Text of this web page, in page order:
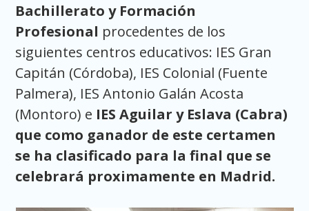
Bachillerato y Formación
Profesional procedentes de los
siguientes centros educativos: IES Gran
Capitán (Córdoba), IES Colonial (Fuente
Palmera), IES Antonio Galán Acosta
(Montoro) e IES Aguilar y Eslava (Cabra)
que como ganador de este certamen
se ha clasificado para la final que se
celebrará proximamente en Madrid.